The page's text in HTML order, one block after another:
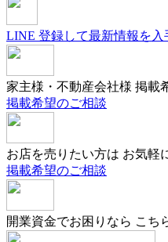
LINE 登録して最新情報を入
家主様・不動産会社様 掲載
掲載希望のご相談
お店を売りたい方は お気軽
掲載希望のご相談
開業資金でお困りなら こち